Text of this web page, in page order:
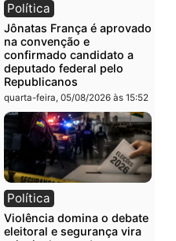
Polícia
Polícia Civil prende dois
homens por tortura,
tráfico e posse de arma
Itapuã
quinta-feira, 06/08/2026 às
Política